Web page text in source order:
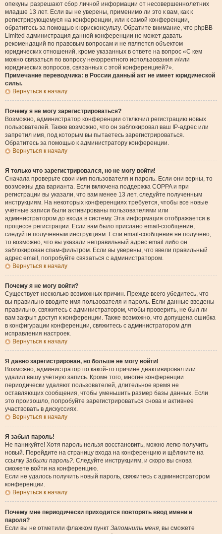
опекуны разрешают сбор личной информации от несовершеннолетних
младше 13 лет. Если вы не уверены, применимо ли это к вам, как к
регистрирующемуся на конференции, или к самой конференции,
обратитесь за помощью к юрисконсульту. Обратите внимание, что phpBB
Limited администрация данной конференции не может давать
рекомендаций по правовым вопросам и не является объектом
юридических отношений, кроме указанных в ответе на вопрос «С кем
можно связаться по вопросу некорректного использования и/или
юридических вопросов, связанных с этой конференцией?».
Примечание переводчика: в России данный акт не имеет юридической
силы.
Вернуться к началу
Почему я не могу зарегистрироваться?
Возможно, администратор конференции отключил регистрацию новых
пользователей. Также возможно, что он заблокировал ваш IP-адрес или
запретил имя, под которым вы пытаетесь зарегистрироваться.
Обратитесь за помощью к администратору конференции.
Вернуться к началу
Я только что зарегистрировался, но не могу войти!
Сначала проверьте свои имя пользователя и пароль. Если они верны, то
возможны два варианта. Если включена поддержка COPPA и при
регистрации вы указали, что вам менее 13 лет, следуйте полученным
инструкциям. На некоторых конференциях требуется, чтобы все новые
учётные записи были активированы пользователями или
администратором до входа в систему. Эта информация отображается в
процессе регистрации. Если вам было прислано email-сообщение,
следуйте полученным инструкциям. Если email-сообщение не получено,
то возможно, что вы указали неправильный адрес email либо он
заблокирован спам-фильтром. Если вы уверены, что ввели правильный
адрес email, попробуйте связаться с администратором.
Вернуться к началу
Почему я не могу войти?
Существует несколько возможных причин. Прежде всего убедитесь, что
вы правильно вводите имя пользователя и пароль. Если данные введены
правильно, свяжитесь с администратором, чтобы проверить, не был ли
вам закрыт доступ к конференции. Также возможно, что допущена ошибка
в конфигурации конференции, свяжитесь с администратором для
исправления настроек.
Вернуться к началу
Я давно зарегистрирован, но больше не могу войти!
Возможно, администратор по какой-то причине деактивировал или
удалил вашу учётную запись. Кроме того, многие конференции
периодически удаляют пользователей, длительное время не
оставляющих сообщения, чтобы уменьшить размер базы данных. Если
это произошло, попробуйте зарегистрироваться снова и активнее
участвовать в дискуссиях.
Вернуться к началу
Я забыл пароль!
Не паникуйте! Хотя пароль нельзя восстановить, можно легко получить
новый. Перейдите на страницу входа на конференцию и щёлкните на
ссылку Забыли пароль?. Следуйте инструкциям, и скоро вы снова
сможете войти на конференцию.
Если не удалось получить новый пароль, свяжитесь с администратором
конференции.
Вернуться к началу
Почему мне периодически приходится повторять ввод имени и
пароля?
Если вы не отметили флажком пункт Запомнить меня, вы сможете